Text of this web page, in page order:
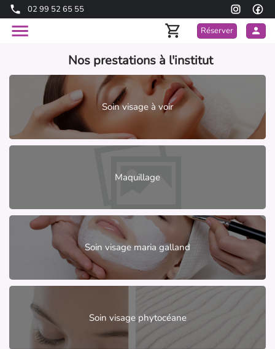
02 99 52 65 55
Réserver
Nos prestations à l'institut
Soin visage à voir
Maquillage
Soin visage maria galland
Soin visage phytocéane